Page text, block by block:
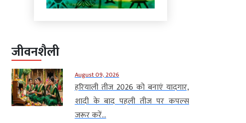
जीवनशैली
August 09, 2026
हरियाली तीज 2026 को बनाएं यादगार,
शादी के बाद पहली तीज पर कपल्स
जरूर करें...